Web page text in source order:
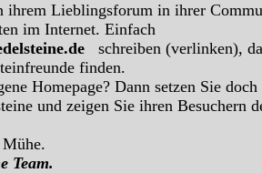
ihrem Lieblingsforum in ihrer
im Internet. Einfach
schreiben (verlinken),
finden.
Homepage? Dann setzen Sie doch
und zeigen Sie ihren Besuchern
Team.